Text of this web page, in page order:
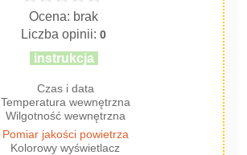
Ocena: brak
Liczba opinii:0
instrukcja
Czas i data
Temperatura wewnętrzna
Wilgotność wewnętrzna
Pomiar jakości powietrza
Kolorowy wyświetlacz